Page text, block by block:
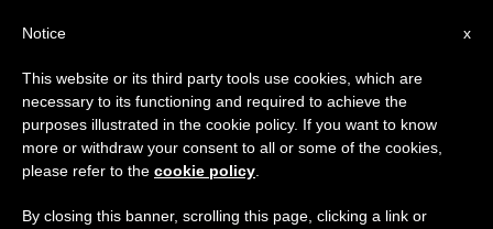
x
Notice
This website or its third party tools use cookies, which are
necessary to its functioning and required to achieve the
purposes illustrated in the cookie policy. If you want to know
more or withdraw your consent to all or some of the cookies,
please refer to the cookie policy
By closing this banner, scrolling this page, clicking a link or